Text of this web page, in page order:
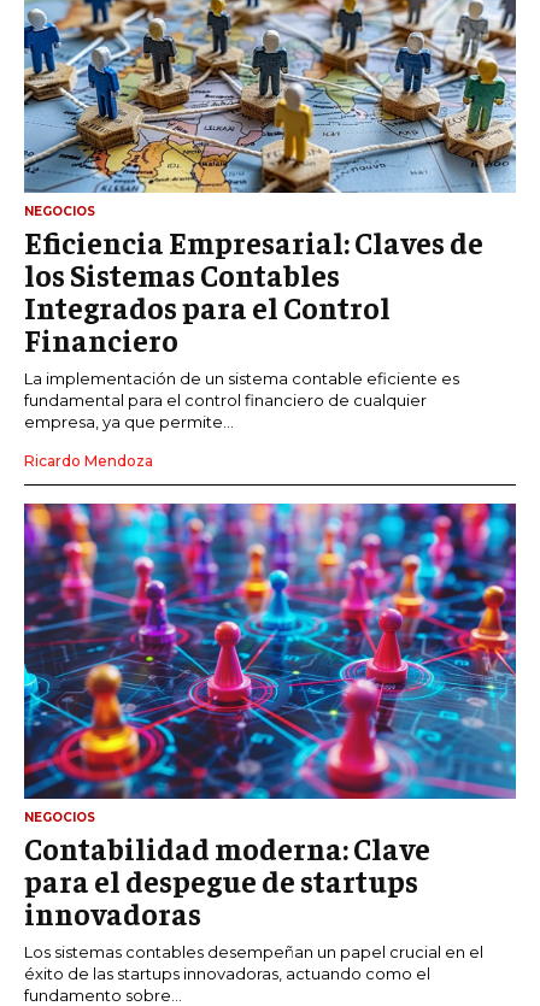
NEGOCIOS
Eficiencia Empresarial: Claves de
los Sistemas Contables
Integrados para el Control
Financiero
La implementación de un sistema contable eficiente es
fundamental para el control financiero de cualquier
empresa, ya que permite...
Ricardo Mendoza
NEGOCIOS
Contabilidad moderna: Clave
para el despegue de startups
innovadoras
Los sistemas contables desempeñan un papel crucial en el
éxito de las startups innovadoras, actuando como el
fundamento sobre...